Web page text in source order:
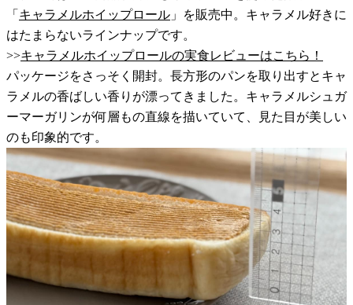
「 キャラメルホイップロール 」を販売中。キャラメル好きに
はたまらないラインナップです。
>>キャラメルホイップロールの実食レビューはこちら！
パッケージをさっそく開封。長方形のパンを取り出すとキャ
ラメルの香ばしい香りが漂ってきました。キャラメルシュガ
ーマーガリンが何層もの直線を描いていて、見た目が美しい
のも印象的です。